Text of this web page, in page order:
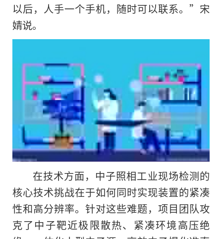
以后，人手一个手机，随时可以联系。”宋
婧说。
在技术方面，中子照相工业现场检测的
核心技术挑战在于如何同时实现装置的紧凑
性和高分辨率。针对这些难题，项目团队攻
克了中子靶近极限散热、紧凑环境高压绝